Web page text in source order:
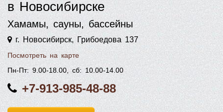
в Новосибирске
Хамамы, сауны, бассейны
г. Новосибирск, Грибоедова 137
Посмотреть на карте
Пн-Пт: 9.00-18.00, сб: 10.00-14.00
+7-913-985-48-88